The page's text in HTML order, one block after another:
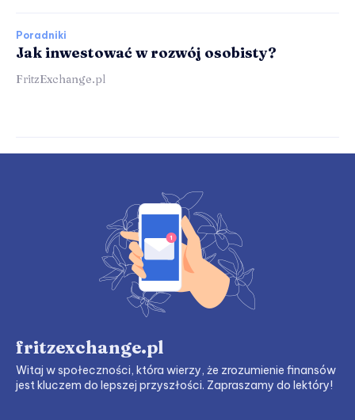
Poradniki
Jak inwestować w rozwój osobisty?
FritzExchange.pl
fritzexchange.pl
Witaj w społeczności, która wierzy, że zrozumienie finansów
jest kluczem do lepszej przyszłości. Zapraszamy do lektóry!